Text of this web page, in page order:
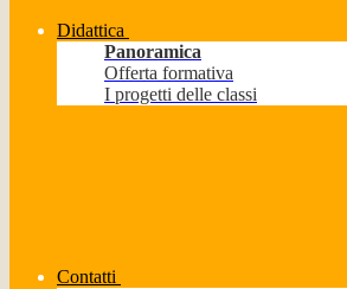
Didattica
Panoramica
Offerta formativa
I progetti delle classi
Contatti